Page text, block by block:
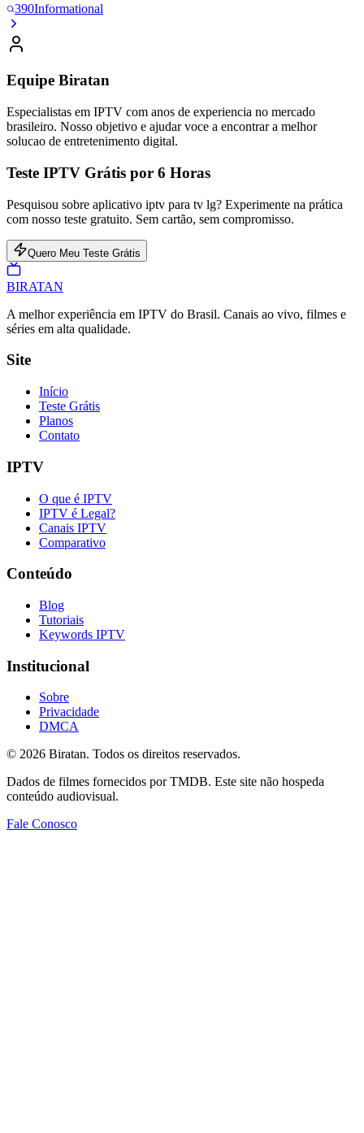
390Informational
Equipe Biratan
Especialistas em IPTV com anos de experiencia no mercado
brasileiro. Nosso objetivo e ajudar voce a encontrar a melhor
solucao de entretenimento digital.
Teste IPTV Grátis por 6 Horas
Pesquisou sobre aplicativo iptv para tv lg? Experimente na prática
com nosso teste gratuito. Sem cartão, sem compromisso.
Quero Meu Teste Grátis
BIRATAN
A melhor experiência em IPTV do Brasil. Canais ao vivo, filmes e
séries em alta qualidade.
Site
Início
Teste Grátis
Planos
Contato
IPTV
O que é IPTV
IPTV é Legal?
Canais IPTV
Comparativo
Conteúdo
Blog
Tutoriais
Keywords IPTV
Institucional
Sobre
Privacidade
DMCA
© 2026 Biratan. Todos os direitos reservados.
Dados de filmes fornecidos por TMDB. Este site não hospeda
conteúdo audiovisual.
Fale Conosco